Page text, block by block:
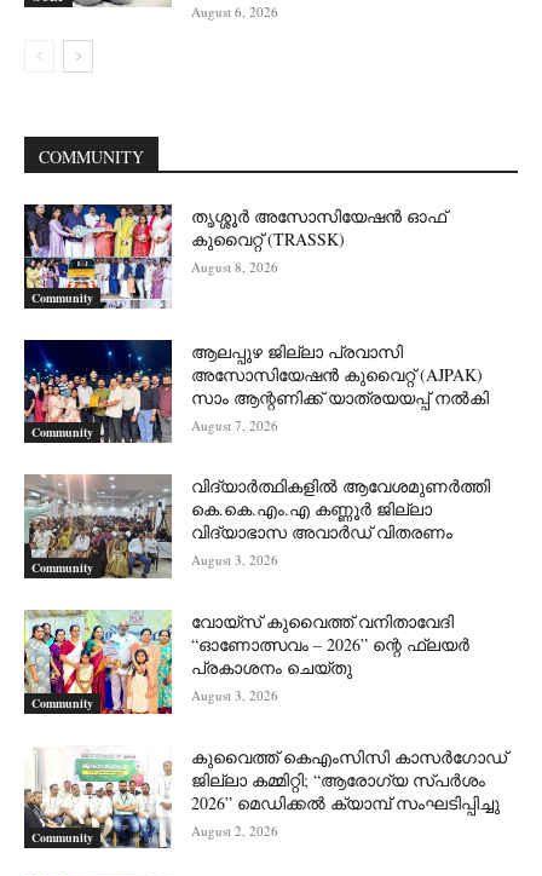
August 6, 2026
COMMUNITY
Community
തൃശ്ശൂർ അസോസിയേഷൻ ഓഫ്
കുവൈറ്റ്‌ (TRASSK)
August 8, 2026
Community
ആലപ്പുഴ ജില്ലാ പ്രവാസി
അസോസിയേഷൻ കുവൈറ്റ് (AJPAK)
സാം ആന്റണിക്ക് യാത്രയയപ്പ് നൽകി
August 7, 2026
Community
വിദ്യാർത്ഥികളിൽ ആവേശമുണർത്തി
കെ.കെ.എം.എ കണ്ണൂർ ജില്ലാ
വിദ്യാഭാസ അവാർഡ് വിതരണം
August 3, 2026
Community
വോയ്സ് കുവൈത്ത് വനിതാവേദി
“ഓണോത്സവം – 2026” ന്റെ ഫ്ലയർ
പ്രകാശനം ചെയ്തു
August 3, 2026
Community
കുവൈത്ത് കെഎംസിസി കാസർഗോഡ്
ജില്ലാ കമ്മിറ്റി; “ആരോഗ്യ സ്പർശം
2026” മെഡിക്കൽ ക്യാമ്പ് സംഘടിപ്പിച്ചു
August 2, 2026